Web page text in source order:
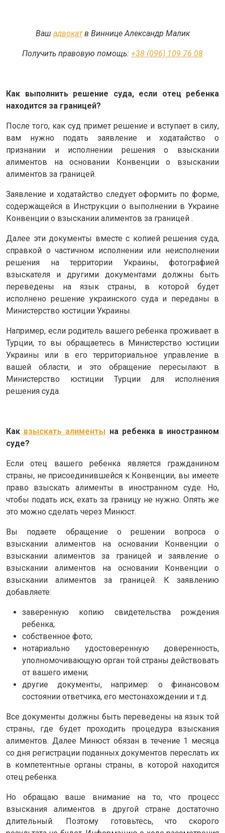
Ваш адвокатв Виннице Александр Малик
Получить правовую помощь: +38 (096) 109 76 08
Как выполнить решение суда, если отец ребенка
находится за границей?
После того, как суд примет решение и вступает в силу,
вам нужно подать заявление и ходатайство о
признании и исполнении решения о взыскании
алиментов на основании Конвенции о взыскании
алиментов за границей.
Заявление и ходатайство следует оформить по форме,
содержащейся в Инструкции о выполнении в Украине
Конвенции о взыскании алиментов за границей .
Далее эти документы вместе с копией решения суда,
справкой о частичном исполнении или неисполнении
решения на территории Украины, фотографией
взыскателя и другими документами должны быть
переведены на язык страны, в которой будет
исполнено решение украинского суда и переданы в
Министерство юстиции Украины.
Например, если родитель вашего ребенка проживает в
Турции, то вы обращаетесь в Министерство юстиции
Украины или в его территориальное управление в
вашей области, и это обращение пересылают в
Министерство юстиции Турции для исполнения
решения суда.
Как взыскать алименты на ребенка в иностранном
суде?
Если отец вашего ребенка является гражданином
страны, не присоединившейся к Конвенции, вы имеете
право взыскать алименты в иностранном суде. Но,
чтобы подать иск, ехать за границу не нужно. Опять же
это можно сделать через Минюст.
Вы подаете обращение о решении вопроса о
взыскании алиментов на основании Конвенции о
взыскании алиментов за границей и заявление о
взыскании алиментов на основании Конвенции о
взыскании алиментов за границей. К заявлению
добавляете:
заверенную копию свидетельства рождения
ребенка;
собственное фото;
нотариально удостоверенную доверенность,
уполномочивающую орган той страны действовать
от вашего имени;
другие документы, например: о финансовом
состоянии ответчика, его местонахождении и т.д.
Все документы должны быть переведены на язык той
страны, где будет проходить процедура взыскания
алиментов. Далее Минюст обязан в течение 1 месяца
со дня регистрации поданных документов переслать их
в компетентные органы страны, в которой находится
отец ребенка.
Но обращаю ваше внимание на то, что процесс
взыскания алиментов в другой стране достаточно
длительный. Поэтому готовьтесь, что скорого